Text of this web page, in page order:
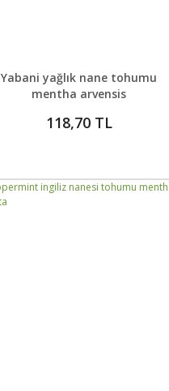
DETAYLAR SEPETE EKLE
Yabani yağlık nane tohumu
mentha arvensis
118,70 TL